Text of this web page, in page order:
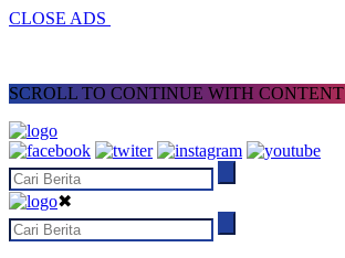
CLOSE ADS
SCROLL TO CONTINUE WITH CONTENT
✖